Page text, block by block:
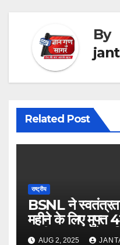
By
Related Post
राष्ट्रीय
BSNL ने
महीने के लिए मुफ्त
‘फ्रीडम प्लान’ पेश
AUG 2, 2025